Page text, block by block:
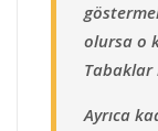
olursa o
Tabaklar
Ayrıca